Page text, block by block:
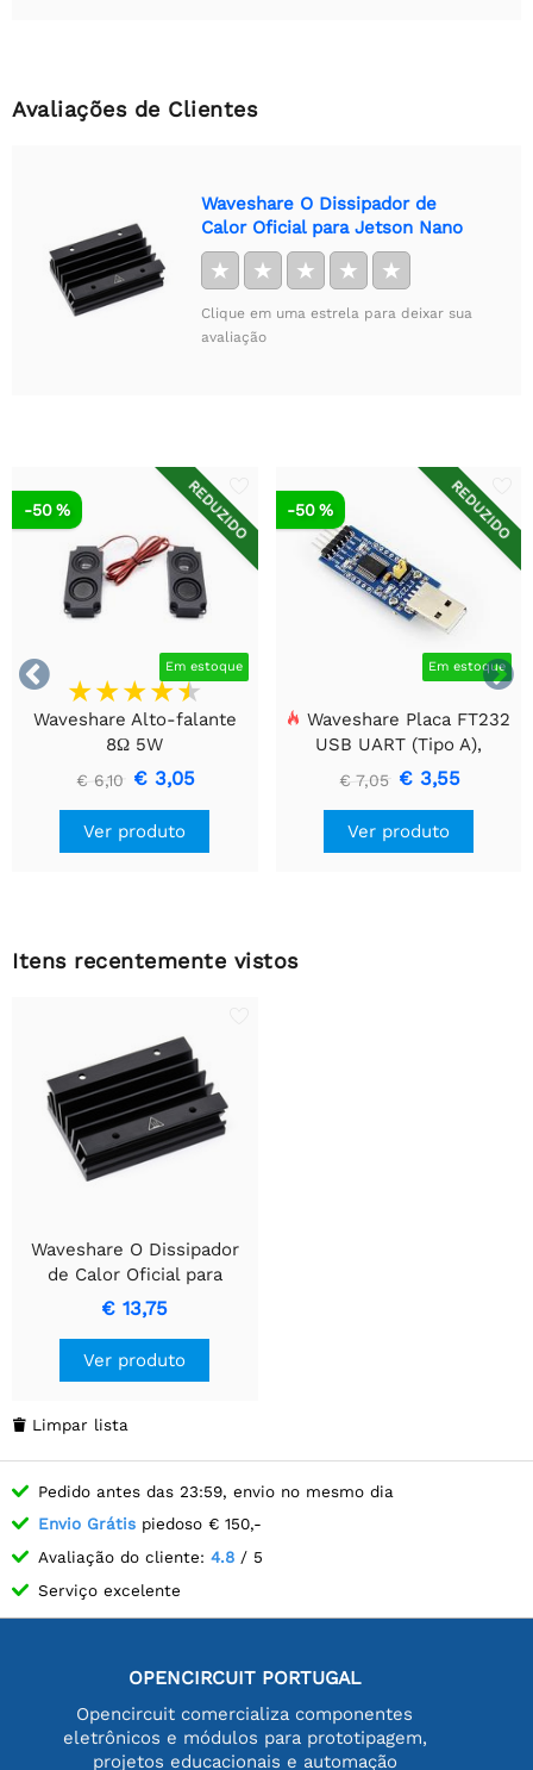
Avaliações de Clientes
Waveshare O Dissipador de
Calor Oficial para Jetson Nano
★ ★ ★ ★ ★
Clique em uma estrela para deixar sua
avaliação


REDUZIDO
Em estoque
-50 %
Waveshare Alto-falante
8Ω 5W
€ 6,10 € 3,05
Ver produto
REDUZIDO
Em estoque
-50 %
Waveshare Placa FT232
USB UART (Tipo A),
Módulo de Comunicação
USB Para TTL (UART)
€ 7,05 € 3,55
Ver produto
Itens recentemente vistos
Waveshare O Dissipador
de Calor Oficial para
Jetson Nano
€ 13,75
Ver produto
 Limpar lista
Pedido antes das 23:59, envio no mesmo dia
Envio Grátis piedoso € 150,-
Avaliação do cliente: 4.8 / 5
Serviço excelente
OPENCIRCUIT PORTUGAL
Opencircuit comercializa componentes
eletrônicos e módulos para prototipagem,
projetos educacionais e automação